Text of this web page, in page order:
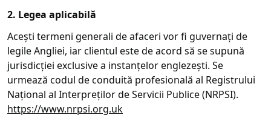
2. Legea aplicabilă
Acești termeni generali de afaceri vor fi guvernați de
legile Angliei, iar clientul este de acord să se supună
jurisdicției exclusive a instanțelor englezești. Se
urmează codul de conduită profesională al Registrului
Național al Interpreților de Servicii Publice (NRPSI).
https://www.nrpsi.org.uk